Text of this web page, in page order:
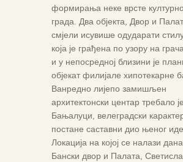
формирања неке врсте
града. Два објекта, Двор и
смјели исувише одударати
која је грађена по узору на
и у непосредној близини је
објекат филијале хипотекарне
Ванредно лијепо замишљен
архитектонски центар требало
Бањалуци, велеградски
постане саставни дио њеног
Локација на којој се налази
Бански двор и Палата,